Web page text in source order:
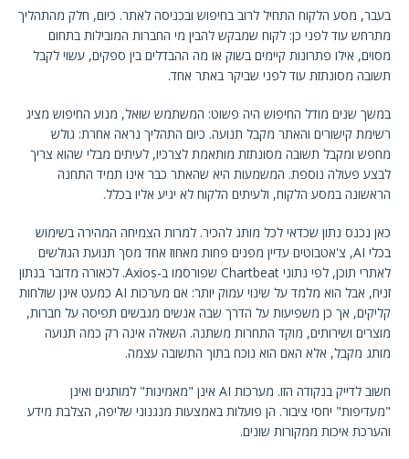
בעבר, מסע הלקוח התחיל לרוב בחיפוש ובכניסה לאתר. כיום, חלק מהתהליך
מתרחש עוד לפני כן: לקוח שמבקש להבין מי החברות המובילות בתחום
מסוים, אילו פתרונות קיימים בשוק או מה ההבדלים בין ספקים, עשוי לקבל
תשובה מסונתזת עוד לפני שביקר באתר אחד.
במשך שנים מודל החיפוש היה פשוט: המשתמש שואל, מנוע החיפוש מציג
רשימת קישורים והאתר מקבל תנועה. כיום התהליך נראה אחרת: גולש
מחפש ומקבל תשובה מסונתזת מותאמת לצרכיו, לעיתים מבלי שהוא צריך
לבצע פעולה נוספת. המשמעות היא שהאתר כבר אינו תמיד התחנה
הראשונה במסע הלקוח, ולעיתים הלקוח לא יגיע אליו בכלל.
כאן נכנס נתון שכדאי לכל מותג להכיר. למרות הצמיחה המהירה בשימוש
בכלי AI, צ'אטבוטים עדיין מפנים פחות מאחוז אחד מסך תנועת הגולשים
לאתרי תוכן, לפי נתוני Chartbeat שפורסמו ב-Axios. לכאורה מדובר בנתון
זניח, אבל הוא מלמד על שינוי עמוק יותר: אם מערכות AI כמעט אינן שולחות
קליקים, אך כן משפיעות על הדרך שבה אנשים מגבשים תפיסה על חברות,
מוצרים ושירותים, מוקד התחרות משתנה. השאלה אינה רק כמה תנועה
מותג מקבל, אלא האם הוא נוכח בתוך התשובה עצמה.
חשוב לדייק בנקודה הזו. מערכות AI אינן "מאמינות" למותגים ואינן
"מעדיפות" יחסי ציבור. הן פועלות באמצעות מנגנוני שליפה, הצלבת מידע
והערכת איכות ממקורות שונים.